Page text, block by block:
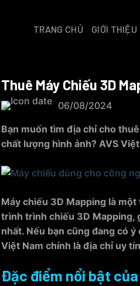
TRANG CHỦ GIỚI THIỆU
Thuê Máy Chiếu 3D
06/08/2024
Bạn muốn tìm địa chỉ cho
chất lượng hình ảnh? AVS
Máy chiếu 3D Mapping là
trình trình chiếu 3D Mapping,
nhất. Nếu bạn cũng đang có
Việt Nam chính là địa chỉ uy
Đặc điểm nổi bật